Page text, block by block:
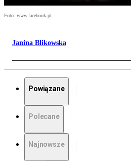
Foto: www.facebook.pl
Janina Blikowska
Powiązane
Polecane
Najnowsze